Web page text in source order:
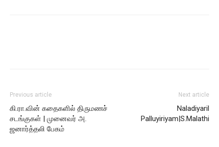
Previous article
கி.ரா.வின் கதைகளில் திருமணச்
சடங்குகள் | முனைவர் அ.
ஜனார்த்தலி பேகம்
Next article
Naladiyaril
Palluyiriyam|S.Malathi